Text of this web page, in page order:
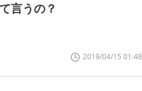
言うの？
2019/04/15 01:48